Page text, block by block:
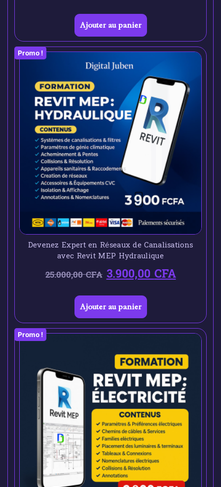
Ajouter au panier
Promo !
Devenez Expert en Réseaux de Canalisations
avec Revit MEP Hydraulique
25.000,00CFA 3.900,00CFA
Ajouter au panier
Promo !